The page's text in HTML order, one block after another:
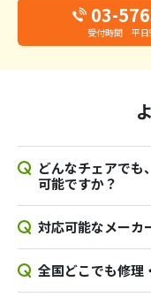
03-
受付時間 平日
どんなチェアでも
可能ですか？
対応可能なメーカ
全国どこでも修理